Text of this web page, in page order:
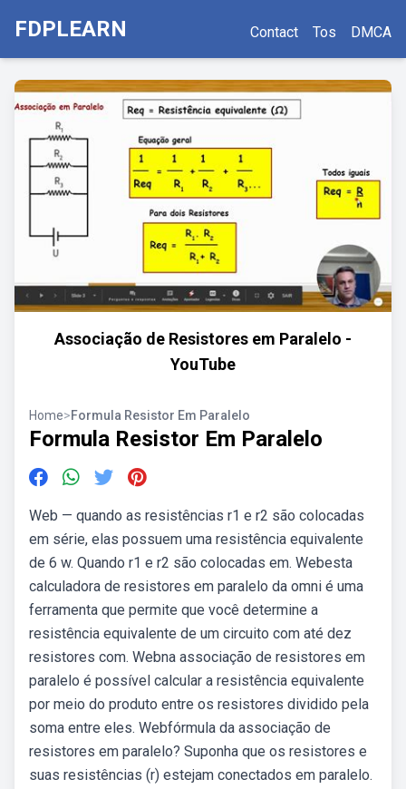
FDPLEARN Contact Tos DMCA
Associação de Resistores em Paralelo -
YouTube
Home>Formula Resistor Em Paralelo
Formula Resistor Em Paralelo
Web — quando as resistências r1 e r2 são colocadas
em série, elas possuem uma resistência equivalente
de 6 w. Quando r1 e r2 são colocadas em. Webesta
calculadora de resistores em paralelo da omni é uma
ferramenta que permite que você determine a
resistência equivalente de um circuito com até dez
resistores com. Webna associação de resistores em
paralelo é possível calcular a resistência equivalente
por meio do produto entre os resistores dividido pela
soma entre eles. Webfórmula da associação de
resistores em paralelo? Suponha que os resistores e
suas resistências (r) estejam conectados em paralelo.